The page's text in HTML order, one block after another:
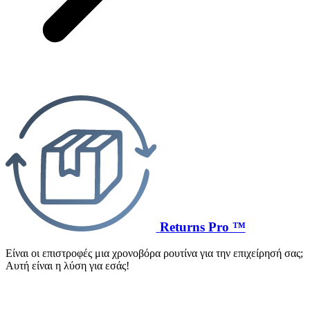
Returns Pro ™
Είναι οι επιστροφές μια χρονοβόρα ρουτίνα για την επιχείρησή σας;
Αυτή είναι η λύση για εσάς!